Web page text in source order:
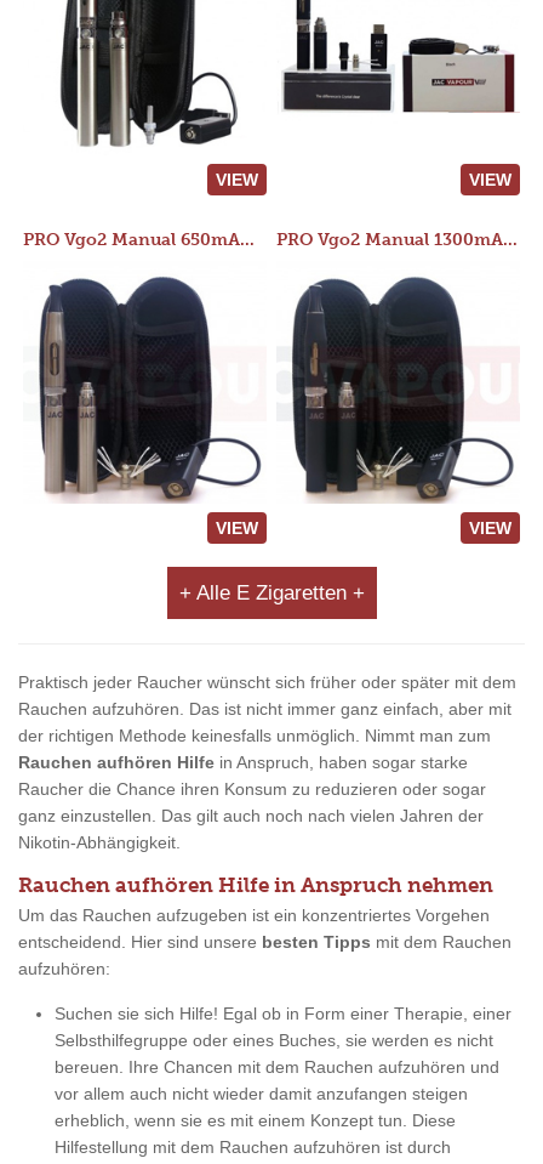
VIEW VIEW
PRO Vgo2 Manual 650mAh Kit
VIEW
PRO Vgo2 Manual 1300mAh Kit
VIEW
+ Alle E Zigaretten +
Praktisch jeder Raucher wünscht sich früher oder später mit dem
Rauchen aufzuhören. Das ist nicht immer ganz einfach, aber mit
der richtigen Methode keinesfalls unmöglich. Nimmt man zum
Rauchen aufhören Hilfe in Anspruch, haben sogar starke
Raucher die Chance ihren Konsum zu reduzieren oder sogar
ganz einzustellen. Das gilt auch noch nach vielen Jahren der
Nikotin-Abhängigkeit.
Rauchen aufhören Hilfe in Anspruch nehmen
Um das Rauchen aufzugeben ist ein konzentriertes Vorgehen
entscheidend. Hier sind unsere besten Tipps mit dem Rauchen
aufzuhören:
Suchen sie sich Hilfe! Egal ob in Form einer Therapie, einer
Selbsthilfegruppe oder eines Buches, sie werden es nicht
bereuen. Ihre Chancen mit dem Rauchen aufzuhören und
vor allem auch nicht wieder damit anzufangen steigen
erheblich, wenn sie es mit einem Konzept tun. Diese
Hilfestellung mit dem Rauchen aufzuhören ist durch